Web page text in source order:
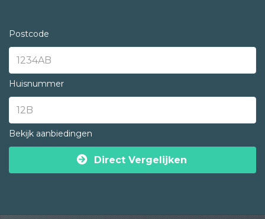
Postcode
Huisnummer
Bekijk aanbiedingen
Direct Vergelijken